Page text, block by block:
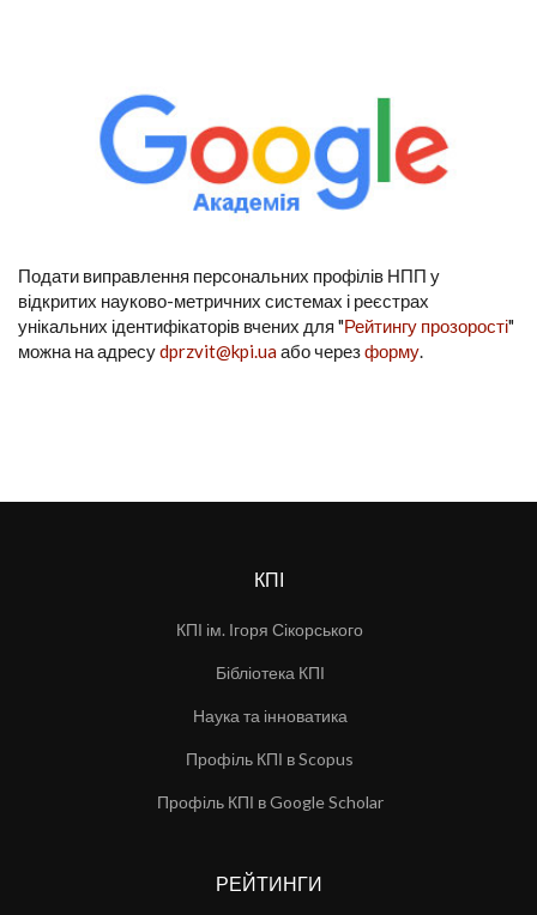
Подати виправлення персональних профілів НПП у
відкритих науково-метричних системах і реєстрах
унікальних ідентифікаторів вчених для "Рейтингу прозорості"
можна на адресуdprzvit@kpi.uaабо черезформу.
КПІ
КПІ ім. Ігоря Сікорського
Бібліотека КПІ
Наука та інноватика
Профіль КПІ в Scopus
Профіль КПІ в Google Scholar
РЕЙТИНГИ